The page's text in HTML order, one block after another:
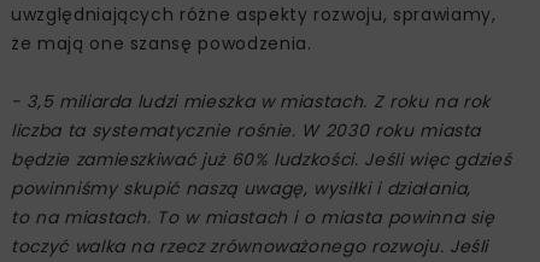
uwzględniających różne aspekty rozwoju, sprawiamy,
że mają one szansę powodzenia.
- 3,5 miliarda ludzi mieszka w miastach. Z roku na rok
liczba ta systematycznie rośnie. W 2030 roku miasta
będzie zamieszkiwać już 60% ludzkości. Jeśli więc gdzieś
powinniśmy skupić naszą uwagę, wysiłki i działania,
to na miastach. To w miastach i o miasta powinna się
toczyć walka na rzecz zrównoważonego rozwoju. Jeśli